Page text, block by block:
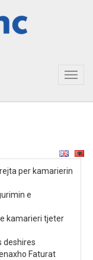
per kamarierin
e
kamarieri tjeter
deshires
Faturat